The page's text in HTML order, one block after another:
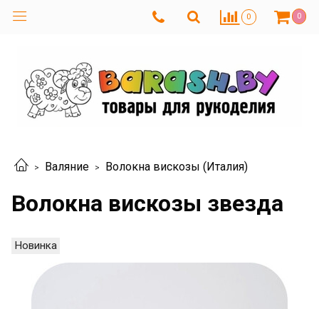
0 0
Валяние Волокна вискозы (Италия)
Волокна вискозы звезда
Новинка